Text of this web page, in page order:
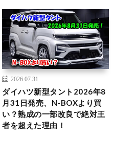
2026.07.31
ダイハツ新型タント2026年8
月31日発売、N-BOXより買
い？熟成の一部改良で絶対王
者を超えた理由！